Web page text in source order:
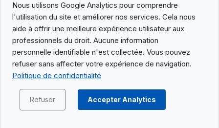
Nous utilisons Google Analytics pour comprendre
l'utilisation du site et améliorer nos services. Cela nous
aide à offrir une meilleure expérience utilisateur aux
professionnels du droit. Aucune information
personnelle identifiable n'est collectée. Vous pouvez
refuser sans affecter votre expérience de navigation.
Politique de confidentialité
Refuser Accepter Analytics
hello@lexplorer.ch
Copyright ©2026 Lexplorer.ch - Alle Rechte vorbehalten